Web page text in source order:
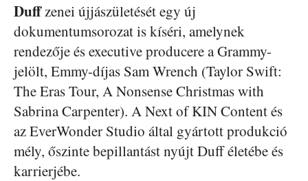
Duffzenei újjászületését egy új
dokumentumsorozat is kíséri, amelynek
rendezője és executive producere a Grammy-
jelölt, Emmy-díjas Sam Wrench (Taylor Swift:
The Eras Tour, A Nonsense Christmas with
Sabrina Carpenter). A Next of KIN Content és
az EverWonder Studio által gyártott produkció
mély, őszinte bepillantást nyújt Duff életébe és
karrierjébe.